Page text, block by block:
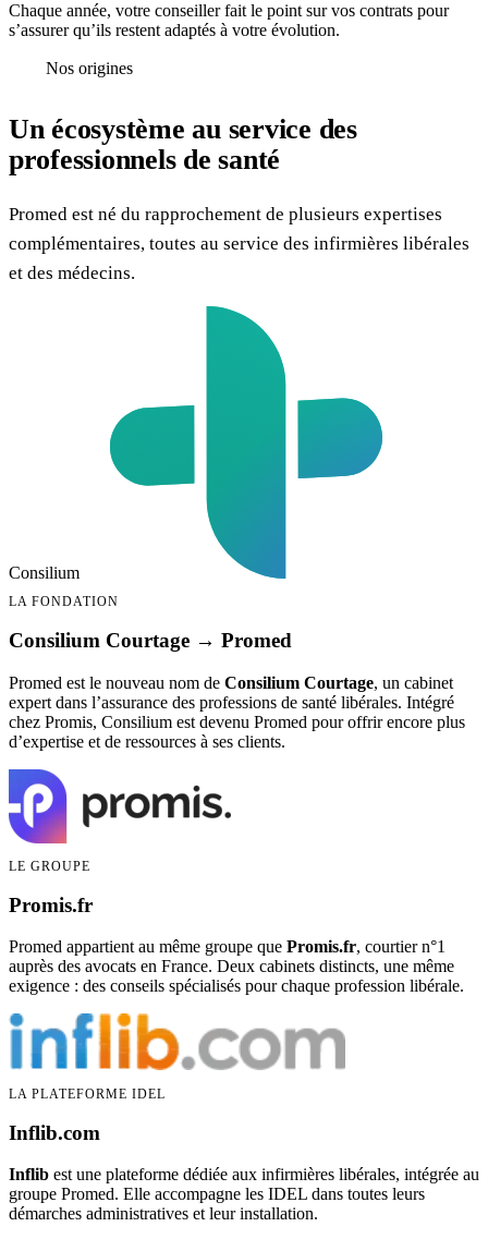
Chaque année, votre conseiller fait le point sur vos contrats pour
s’assurer qu’ils restent adaptés à votre évolution.
Nos origines
Un écosystème au service des
professionnels de santé
Promed est né du rapprochement de plusieurs expertises
complémentaires, toutes au service des infirmières libérales
et des médecins.
Consilium
LA FONDATION
Consilium Courtage → Promed
Promed est le nouveau nom de Consilium Courtage, un cabinet
expert dans l’assurance des professions de santé libérales. Intégré
chez Promis, Consilium est devenu Promed pour offrir encore plus
d’expertise et de ressources à ses clients.
LE GROUPE
Promis.fr
Promed appartient au même groupe que Promis.fr, courtier n°1
auprès des avocats en France. Deux cabinets distincts, une même
exigence : des conseils spécialisés pour chaque profession libérale.
LA PLATEFORME IDEL
Inflib.com
Inflib est une plateforme dédiée aux infirmières libérales, intégrée au
groupe Promed. Elle accompagne les IDEL dans toutes leurs
démarches administratives et leur installation.